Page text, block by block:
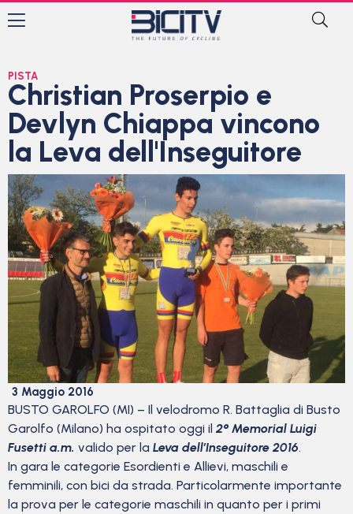
PISTA
Christian Proserpio e
Devlyn Chiappa vincono
la Leva dell'Inseguitore
3 Maggio 2016
BUSTO GAROLFO (MI) – Il velodromo R. Battaglia di Busto
Garolfo (Milano) ha ospitato oggi il 2° Memorial Luigi
Fusetti a.m. valido per la Leva dell’Inseguitore 2016.
In gara le categorie Esordienti e Allievi, maschili e
femminili, con bici da strada. Particolarmente importante
la prova per le categorie maschili in quanto per i primi